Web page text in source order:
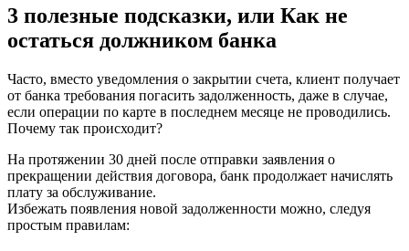
3 полезные подсказки, или Как не
остаться должником банка
Часто, вместо уведомления о закрытии счета, клиент получает
от банка требования погасить задолженность, даже в случае,
если операции по карте в последнем месяце не проводились.
Почему так происходит?
На протяжении 30 дней после отправки заявления о
прекращении действия договора, банк продолжает начислять
плату за обслуживание.
Избежать появления новой задолженности можно, следуя
простым правилам: